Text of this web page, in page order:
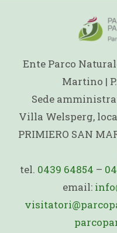
Ente Parco
Martino |
Sede
Villa Welsperg,
PRIMIERO SAN
tel. 0439 64854 –
email: